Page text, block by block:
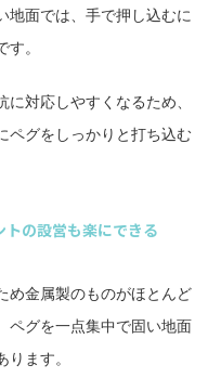
地面では、手で押し込むに
。
対応しやすくなるため、
ペグをしっかりと打ち込む
の設営も楽にできる
め金属製のものがほとんど
ペグを一点集中で固い地面
ます。